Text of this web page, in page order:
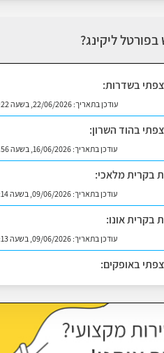
ליקינג?
בשדרות:
עודכן בתאריך:22/06/2026, בשעה 13:22
בהוד השרון:
עודכן בתאריך:16/06/2026, בשעה 12:56
בקרית מלאכי:
עודכן בתאריך:09/06/2026, בשעה 14:14
בקרית אונו:
עודכן בתאריך:09/06/2026, בשעה 14:13
באופקים:
עודכן בתאריך:02/07/2026, בשעה 14:06